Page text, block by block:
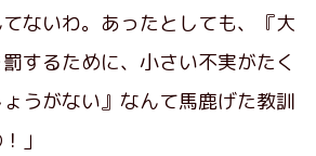
てないわ。あったとしても、『大
するために、小さい不実がたく
うがない』なんて馬鹿げた教訓
」